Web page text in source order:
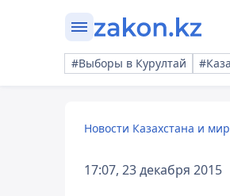
#Выборы в Курултай
Новости Казахстана и
17:07, 23 декабря 2015